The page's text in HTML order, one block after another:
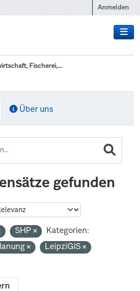
Anmelden
Fischerei,...
Über uns
gefunden
SHP
Kategorien:
LeipziGIS